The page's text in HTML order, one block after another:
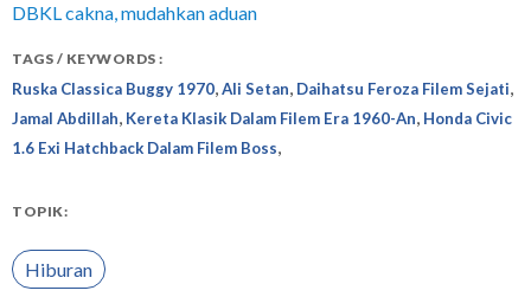
DBKL cakna, mudahkan aduan
TAGS / KEYWORDS :
Ruska Classica Buggy 1970,Ali Setan, Daihatsu Feroza Filem Sejati,
Jamal Abdillah, Kereta Klasik Dalam Filem Era 1960-An, Honda Civic
1.6 Exi Hatchback Dalam Filem Boss,
TOPIK:
Hiburan